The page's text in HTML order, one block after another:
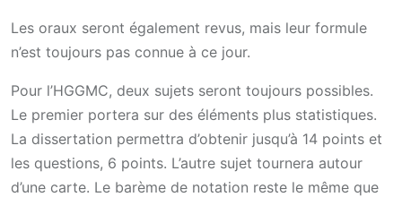
Les oraux seront également revus, mais leur formule
n’est toujours pas connue à ce jour.
Pour l’HGGMC, deux sujets seront toujours possibles.
Le premier portera sur des éléments plus statistiques.
La dissertation permettra d’obtenir jusqu’à 14 points et
les questions, 6 points. L’autre sujet tournera autour
d’une carte. Le barème de notation reste le même que